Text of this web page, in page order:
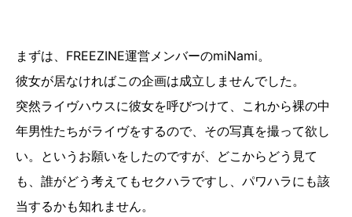
まずは、FREEZINE運営メンバーのmiNami。
彼女が居なければこの企画は成立しませんでした。
突然ライヴハウスに彼女を呼びつけて、これから裸の中
年男性たちがライヴをするので、その写真を撮って欲し
い。というお願いをしたのですが、どこからどう見て
も、誰がどう考えてもセクハラですし、パワハラにも該
当するかも知れません。